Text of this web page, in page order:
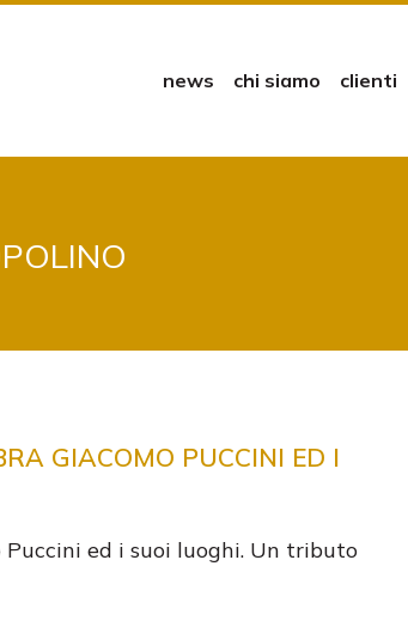
news chi siamo clienti
GIACOMO PUCCINI ED I
Puccini ed i suoi luoghi. Un tributo